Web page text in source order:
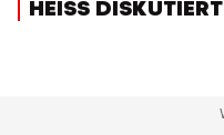
HEISS DISKUTIERT